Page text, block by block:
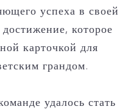
успеха в своей
которое
карточкой для
грандом.
удалось стать